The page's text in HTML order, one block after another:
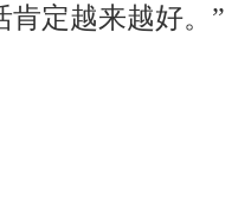
肯定越来越好。 ”